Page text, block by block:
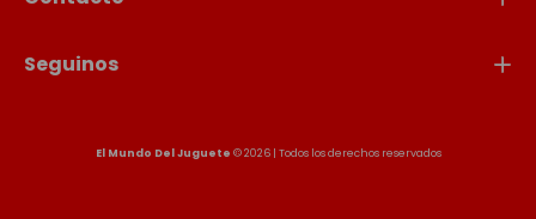
Seguinos
El Mundo Del Juguete © 2026 | Todos los derechos reservados